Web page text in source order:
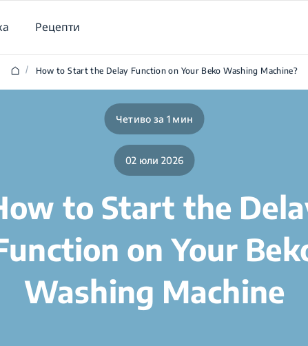
Рецепти
/ How to Start the Delay Function on Your Beko Washing Machine?
Четиво за 1 мин
02 юли 2026
to Start the
on Your
Washing Machine